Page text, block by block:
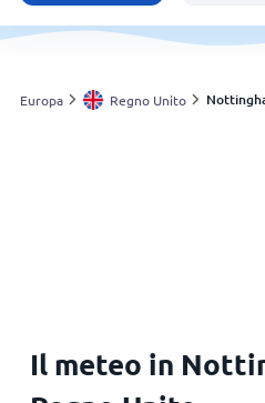
Italia
Svizzera
Europa Regno Unito
Il meteo in